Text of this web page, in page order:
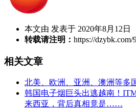
本文由 发表于 2020年8月12日
转载请注明： https://dzybk.com/
相关文章
北美、欧洲、亚洲、澳洲等多
韩国电子烟巨头出逃越南！
来西亚，背后真相竟是……